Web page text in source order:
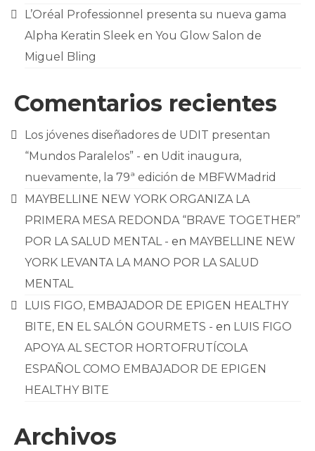
L’Oréal Professionnel presenta su nueva gama
Alpha Keratin Sleek en You Glow Salon de
Miguel Bling
Comentarios recientes
Los jóvenes diseñadores de UDIT presentan
“Mundos Paralelos” - en Udit inaugura,
nuevamente, la 79ª edición de MBFWMadrid
MAYBELLINE NEW YORK ORGANIZA LA
PRIMERA MESA REDONDA “BRAVE TOGETHER”
POR LA SALUD MENTAL - en MAYBELLINE NEW
YORK LEVANTA LA MANO POR LA SALUD
MENTAL
LUIS FIGO, EMBAJADOR DE EPIGEN HEALTHY
BITE, EN EL SALÓN GOURMETS - en LUIS FIGO
APOYA AL SECTOR HORTOFRUTÍCOLA
ESPAÑOL COMO EMBAJADOR DE EPIGEN
HEALTHY BITE
Archivos